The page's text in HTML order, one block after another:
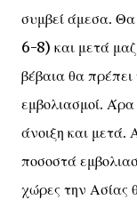
συμβεί άμεσα. Θα
6-8) και μετά
βέβαια θα πρέπει
εμβολιασμοί.
άνοιξη και
ποσοστά
χώρες την Ασίας